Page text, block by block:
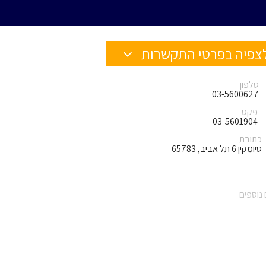
בפרטי התקשרות
טלפון
03-5600627
פקס
03-5601904
כתובת
טיומקין 6 תל אביב, 65783